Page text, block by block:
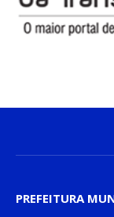
PREFEITURA